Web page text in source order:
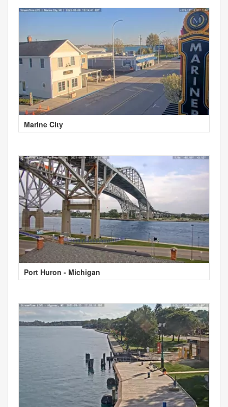
Marine City
Port Huron - Michigan